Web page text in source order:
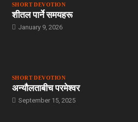
SHORT DEVOTION
शीतल पार्ने समयहरू
January 9, 2026
SHORT DEVOTION
अन्यौलताबीच परमेश्‍वर
September 15, 2025